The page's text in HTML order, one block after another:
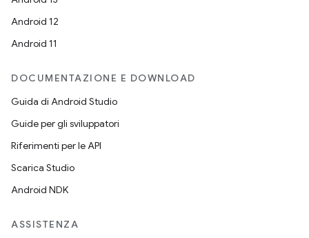
Android 12
Android 11
DOCUMENTAZIONE E DOWNLOAD
Guida di Android Studio
Guide per gli sviluppatori
Riferimenti per le API
Scarica Studio
Android NDK
ASSISTENZA